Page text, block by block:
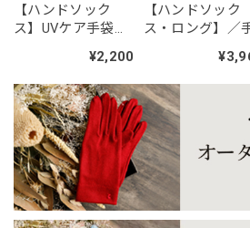
No.10 トイプードル白
がスマホケースに貼って喜んでます。
す。
ブラックレース
2026/07/24
【ハンドソック
ス】UVケア手袋／
た／手先まで日差
しから守る
¥2,200
【ハンドソック
ス・ロング】／
／手先まで日差
から守るUVケア
ロングアームカバ
ー